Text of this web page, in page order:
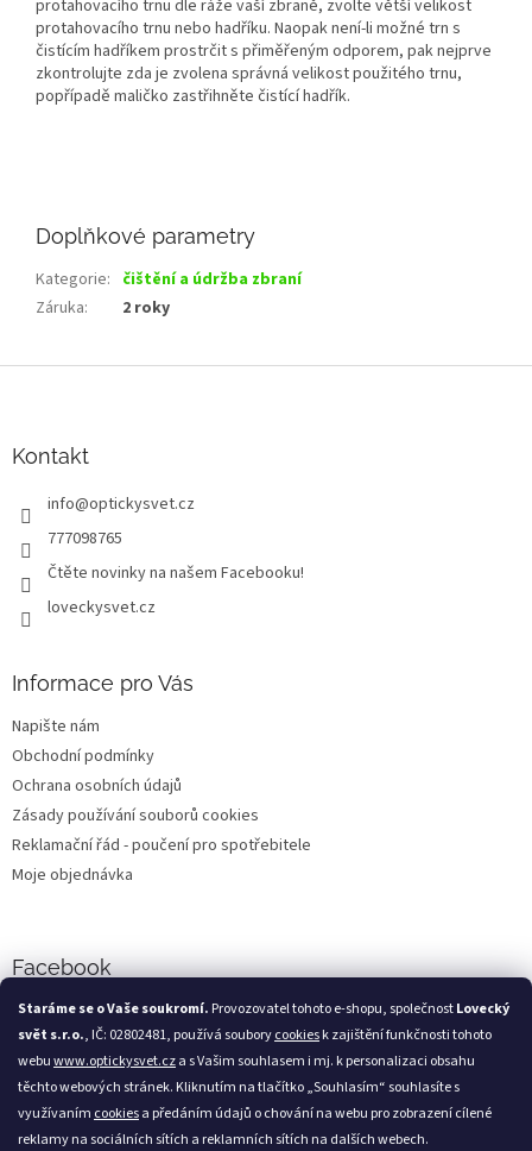
Staráme se o Vaše soukromí. Provozovatel tohoto e-shopu, společnostLovecký
svět s.r.o., IČ: 02802481, používá souborycookiesk zajištění funkčnosti tohoto
webuwww.optickysvet.cza s Vašim souhlasem i mj. k personalizaci obsahu
těchto webových stránek. Kliknutím na tlačítko „Souhlasím“ souhlasíte s
využívaním cookiesa předáním údajů o chování na webu pro zobrazení cílené
reklamy na sociálních sítích a reklamních sítích na dalších webech.
protahovacího trnu dle ráže vaší zbraně, zvolte větší velikost
protahovacího trnu nebo hadříku. Naopak není-li možné trn s
čistícím hadříkem prostrčit s přiměřeným odporem, pak nejprve
zkontrolujte zda je zvolena správná velikost použitého trnu,
popřípadě maličko zastřihněte čistící hadřík.
Doplňkové parametry
Kategorie: čištění a údržba zbraní
Záruka: 2 roky
Kontakt
info@optickysvet.cz
777098765
Čtěte novinky na našem Facebooku!
loveckysvet.cz
Informace pro Vás
Napište nám
Obchodní podmínky
Ochrana osobních údajů
Zásady používání souborů cookies
Reklamační řád - poučení pro spotřebitele
Moje objednávka
Facebook
Loveckýsvět.cz